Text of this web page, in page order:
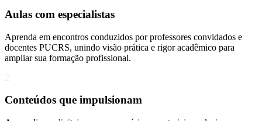
Aulas com especialistas
Aprenda em encontros conduzidos por professores convidados e
docentes PUCRS, unindo visão prática e rigor acadêmico para
ampliar sua formação profissional.
Conteúdos que impulsionam